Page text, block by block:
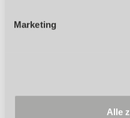
Marketing
Alle
Gehärtete
Wertbeständig